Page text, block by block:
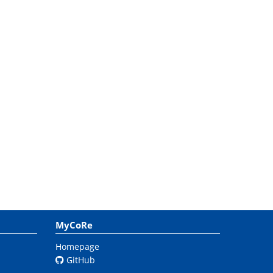
MyCoRe
Homepage
GitHub